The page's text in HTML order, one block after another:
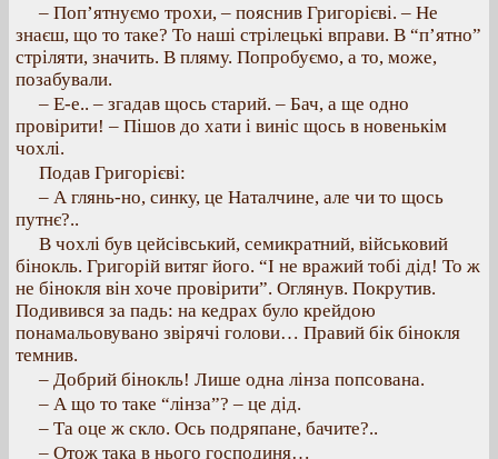
– Поп’ятнуємо трохи, – пояснив Григорієві. – Не
знаєш, що то таке? То наші стрілецькі вправи. В “п’ятно”
стріляти, значить. В пляму. Попробуємо, а то, може,
позабували.
– Е-е.. – згадав щось старий. – Бач, а ще одно
провірити! – Пішов до хати і виніс щось в новенькім
чохлі.
Подав Григорієві:
– А глянь-но, синку, це Наталчине, але чи то щось
путнє?..
В чохлі був цейсівський, семикратний, військовий
бінокль. Григорій витяг його. “І не вражий тобі дід! То ж
не бінокля він хоче провірити”. Оглянув. Покрутив.
Подивився за падь: на кедрах було крейдою
понамальовувано звірячі голови… Правий бік бінокля
темнив.
– Добрий бінокль! Лише одна лінза попсована.
– А що то таке “лінза”? – це дід.
– Та оце ж скло. Ось подряпане, бачите?..
– Отож така в нього господиня…